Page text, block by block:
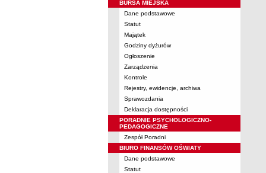
BURSA MIEJSKA
Dane podstawowe
Statut
Majątek
Godziny dyżurów
Ogłoszenie
Zarządzenia
Kontrole
Rejestry, ewidencje, archiwa
Sprawozdania
Deklaracja dostępności
PORADNIE PSYCHOLOGICZNO-
PEDAGOGICZNE
Zespół Poradni
BIURO FINANSÓW OŚWIATY
Dane podstawowe
Statut